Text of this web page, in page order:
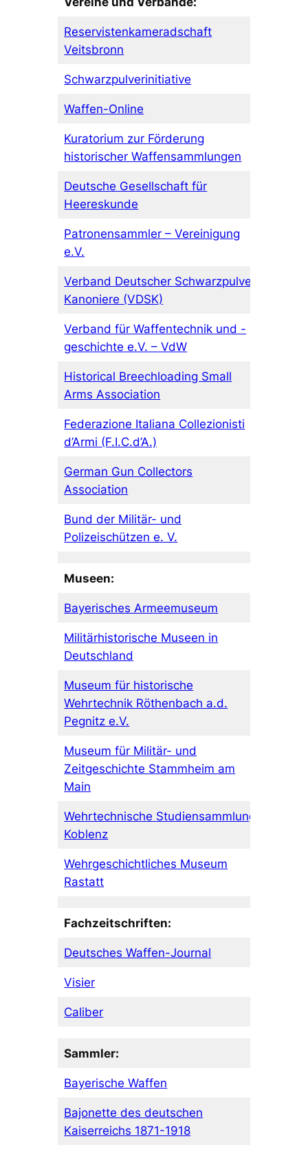
Reservistenkameradschaft
Veitsbronn
Schwarzpulverinitiative
Waffen-Online
Kuratorium zur Förderung
historischer Waffensammlungen
Deutsche Gesellschaft für
Heereskunde
Patronensammler – Vereinigung
e.V.
Verband Deutscher Schwarzpulver
Kanoniere (VDSK)
Verband für Waffentechnik und -
geschichte e.V. – VdW
Historical Breechloading Small
Arms Association
Federazione Italiana Collezionisti
d’Armi (F.I.C.d’A.)
German Gun Collectors
Association
Bund der Militär- und
Polizeischützen e. V.
Museen:
Bayerisches Armeemuseum
Militärhistorische Museen in
Deutschland
Museum für historische
Wehrtechnik Röthenbach a.d.
Pegnitz e.V.
Museum für Militär- und
Zeitgeschichte Stammheim am
Main
Wehrtechnische Studiensammlung
Koblenz
Wehrgeschichtliches Museum
Rastatt
Fachzeitschriften:
Deutsches Waffen-Journal
Visier
Caliber
Sammler:
Bayerische Waffen
Bajonette des deutschen
Kaiserreichs 1871-1918